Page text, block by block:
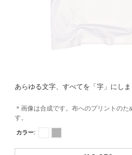
あらゆる文字、すべてを「字」にしま
＊画像は合成です。布へのプリントのた
す。
カラー: